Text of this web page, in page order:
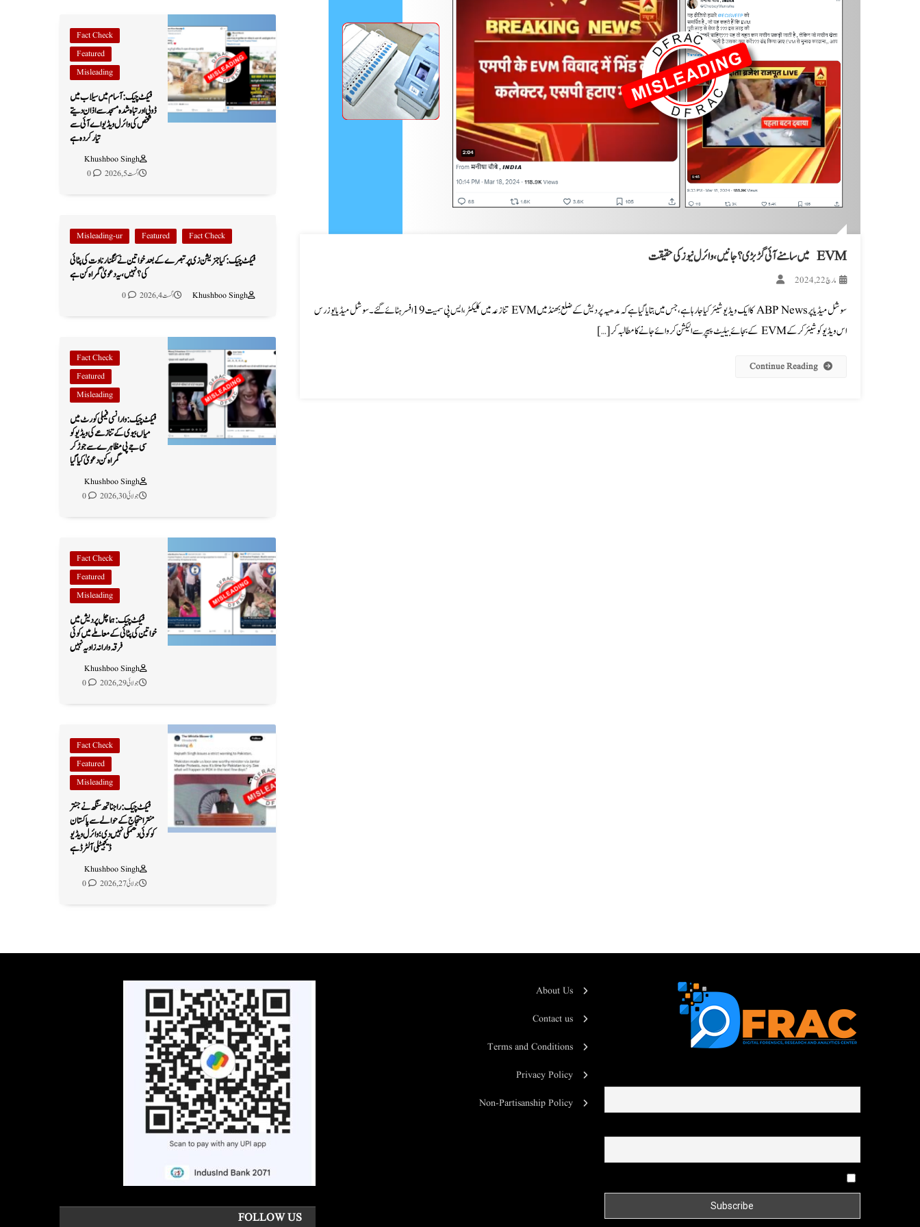
EVM میں سامنے آئی گڑبڑی؟ جانیں، وائرل نیوز کی حقیقت
مارچ 22, 2024
سوشل میڈیا پرABP News کا ایک ویڈیو شیئر کیا جا رہا ہے، جس میں بتایا گیا ہے کہ مدھیہ پردیش کے ضلع بِھنڈ میں EVM تنازعہ میں کلیکٹر، ایس پی سمیت 19 افسر ہٹائے گئے۔ سوشل میڈیا یوزرس
اس ویڈیو کو شیئر کرکے EVM کے بجائے بیلیٹ پیپر سے الیکشن کروائے جانے کا مطالبہ کر […]
Continue Reading
Fact Check
Featured
Misleading
فیکٹ چیک: آسام میں سیلاب میں
ڈوبی اور تباہ شدہ مسجد سے اذان دیتے
شخص کی وائرل ویڈیو اے آئی سے
تیار کردہ ہے
Khushboo Singh
اگست 5, 2026
0
Fact Check
Featured
Misleading-ur
فیکٹ چیک: کیا جنریشن زی پر تبصرے کے بعد خواتین نے کنگنا رناوت کی پٹائی
کی؟ نہیں، یہ دعویٰ گمراہ کن ہے
Khushboo Singh اگست 4, 2026 0
Fact Check
Featured
Misleading
فیکٹ چیک: وارانسی فیملی کورٹ میں
میاں بیوی کے تنازعے کی ویڈیو کو
سی جے پی مظاہرے سے جوڑ کر
گمراہ کن دعویٰ کیا گیا
Khushboo Singh
جولائی 30, 2026
0
Fact Check
Featured
Misleading
فیکٹ چیک: ہماچل پردیش میں
خواتین کی پٹائی کے معاملے میں کوئی
فرقہ وارانہ زاویہ نہیں
Khushboo Singh
جولائی 29, 2026
0
Fact Check
Featured
Misleading
فیکٹ چیک: راجناتھ سنگھ نے جنتر
منتر احتجاج کے حوالے سے پاکستان
کو کوئی دھمکی نہیں دی؛ وائرل ویڈیو
ڈیجیٹلی آلٹرڈ ہے
Khushboo Singh
جولائی 27, 2026
0
About Us
Contact us
Terms and Conditions
Privacy Policy
Non-Partisanship Policy
FOLLOW US